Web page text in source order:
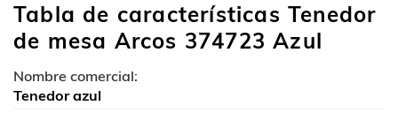
Tabla de características Tenedor
de mesa Arcos 374723 Azul
Nombre comercial:
Tenedor azul